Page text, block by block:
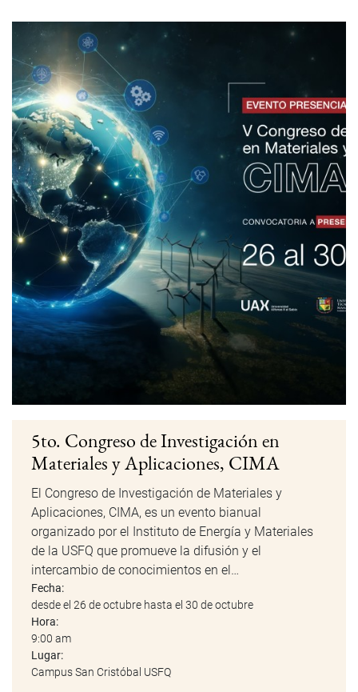
5to. Congreso de Investigación en
Materiales y Aplicaciones, CIMA
El Congreso de Investigación de Materiales y
Aplicaciones, CIMA, es un evento bianual
organizado por el Instituto de Energía y Materiales
de la USFQ que promueve la difusión y el
intercambio de conocimientos en el…
Fecha:
desde el 26 de octubre hasta el 30 de octubre
Hora:
9:00 am
Lugar:
Campus San Cristóbal USFQ